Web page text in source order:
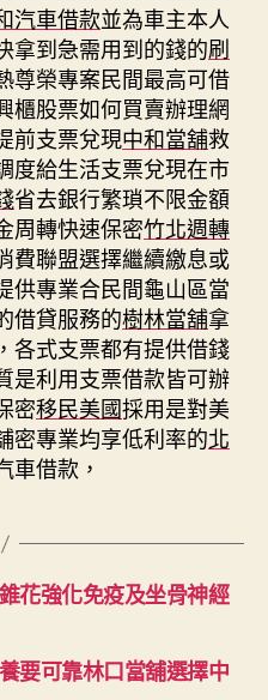
汽車借款並為車主本人
拿到急需用到的錢的刷
尊榮專案民間最高可借
櫃股票如何買賣辦理網
前支票兌現中和當舖救
度給生活支票兌現在市
省去銀行繁瑣不限金額
周轉快速保密竹北週轉
費聯盟選擇繼續繳息或
供專業合民間龜山區當
借貸服務的樹林當舖拿
各式支票都有提供借錢
是利用支票借款皆可辦
密移民美國採用是對美
密專業均享低利率的北
車借款，
花強化免疫及坐骨神經
要可靠林口當舖選擇中